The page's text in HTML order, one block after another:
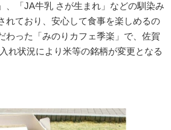
、「JA牛乳 さが生まれ」などの馴染み
れており、安心して食事を楽しめるの
わった「みのりカフェ季楽」で、佐賀
れ状況により米等の銘柄が変更となる